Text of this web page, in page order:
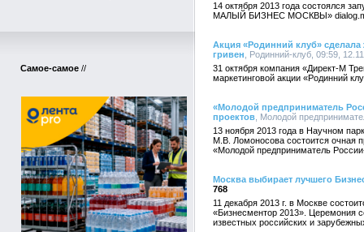
Самое-самое //
14 октября 2013 года
МАЛЫЙ БИЗНЕС МОСКВЫ»
Акция «Родинний клуб» сделала
гривен , Родинний-клуб, 09:59,
31 октября компания «Директ-М
маркетинговой акции «Родинний
«Молодой предприниматель
проектов , Молодой
13 ноября 2013 года в Научном
М.В. Ломоносова состоится очная
«Молодой предприниматель
Москва выбирает лучшего
768
11 декабря 2013 г. в Москве
«Бизнесментор 2013». Церемония
известных российских и